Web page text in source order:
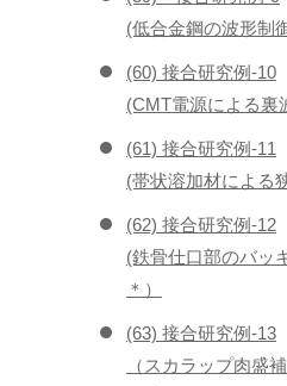
(低合金鋼の波形制
(60) 接合研究例-10
(CMT電源による裏
(61) 接合研究例-11
(帯状溶加材による
(62) 接合研究例-12
(鉄骨仕口部のバッ
＊）
(63) 接合研究例-13
（スカラップ肉盛